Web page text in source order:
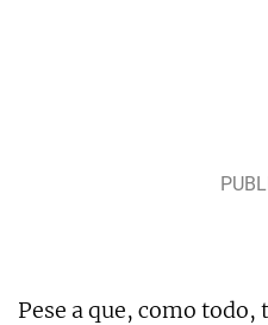
Pese a que, como todo,